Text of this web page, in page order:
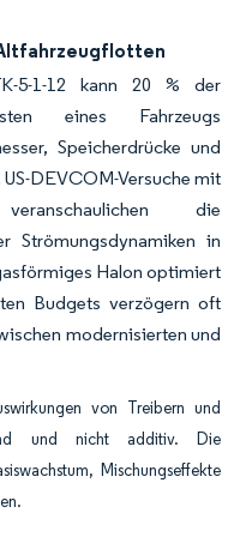
5-1-12 kann 20 % der
eines Fahrzeugs
Speicherdrücke und
DEVCOM-Versuche mit
veranschaulichen die
Strömungsdynamiken in
Halon optimiert
Budgets verzögern oft
modernisierten und
von Treibern und
und nicht additiv. Die
Mischungseffekte